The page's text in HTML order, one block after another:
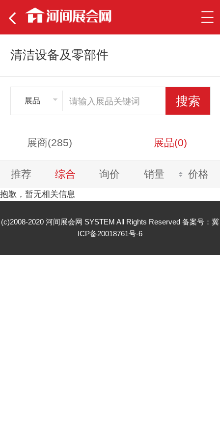
清洁设备及零部件
展品
展商(285) 展品(0)
推荐 综合 询价 销量 价格
抱歉，暂无相关信息
(c)2008-2020 河间展会网 SYSTEM All Rights Reserved 备案号： 冀
ICP备20018761号-6